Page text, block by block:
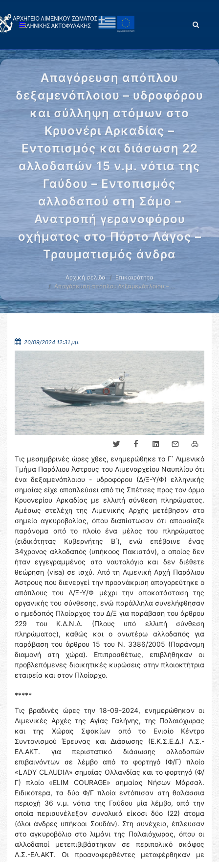
Απαγόρευση απόπλου
δεξαμενόπλοιου – υδροφόρου
και σύλληψη ατόμων στο
Κρυονέρι Αρκαδίας –
Εντοπισμός και διάσωση 22
αλλοδαπών 15 ν.μ. νότια της
Γαύδου – Εντοπισμός
αλλοδαπού στη Σάμο –
Ανατροπή γερανοφόρου
οχήματος στο Πόρτο Λάγος –
Τραυματισμός άνδρα
Αρχική σελίδα
Επικαιρότητα
Απαγόρευση απόπλου δεξαμενόπλοιου – …
20/09/2024 12:31 μμ.
Τις μεσημβρινές ώρες χθες, ενημερώθηκε το Γ΄ Λιμενικό
Τμήμα Παράλιου Άστρους του Λιμεναρχείου Ναυπλίου ότι
ένα δεξαμενόπλοιου - υδροφόρου (Δ/Ξ-Υ/Φ) ελληνικής
σημαίας είχε αποπλεύσει από τις Σπέτσες προς τον όρμο
Κρυονερίου Αρκαδίας με ελλιπή σύνθεση πληρώματος.
Αμέσως στελέχη της Λιμενικής Αρχής μετέβησαν στο
σημείο αγκυροβολίας, όπου διαπίστωσαν ότι απουσίαζε
παράνομα από το πλοίο ένα μέλος του πληρώματος
(ειδικότητας Κυβερνήτης Β΄), ενώ επέβαινε ένας
34χρονος αλλοδαπός (υπήκοος Πακιστάν), ο οποίος δεν
ήταν εγγεγραμμένος στο ναυτολόγιο και δεν διέθετε
θεώρηση (visa) σε ισχύ. Από τη Λιμενική Αρχή Παράλιου
Άστρους που διενεργεί την προανάκριση απαγορεύτηκε ο
απόπλους του Δ/Ξ-Υ/Φ μέχρι την αποκατάσταση της
οργανικής του σύνθεσης, ενώ παράλληλα συνελήφθησαν
ο ημεδαπός Πλοίαρχος του Δ/Ξ για παράβαση του άρθρου
229 του Κ.Δ.Ν.Δ. (Πλους υπό ελλιπή σύνθεση
πληρώματος), καθώς και ο ανωτέρω αλλοδαπός για
παράβαση του άρθρου 15 του Ν. 3386/2005 (Παράνομη
διαμονή στη χώρα). Επιπροσθέτως, επιβλήθηκαν οι
προβλεπόμενες διοικητικές κυρώσεις στην πλοιοκτήτρια
εταιρεία και στον Πλοίαρχο.
*****
Τις βραδινές ώρες την 18-09-2024, ενημερώθηκαν οι
Λιμενικές Αρχές της Αγίας Γαλήνης, της Παλαιόχωρας
και της Χώρας Σφακίων από το Ενιαίο Κέντρο
Συντονισμού Έρευνας και Διάσωσης (Ε.Κ.Σ.Ε.Δ.) Λ.Σ.-
ΕΛ.ΑΚΤ. για περιστατικό διάσωσης αλλοδαπών
επιβαινόντων σε λέμβο από το φορτηγό (Φ/Γ) πλοίο
«LADY CLAUDIA» σημαίας Ολλανδίας και το φορτηγό (Φ/
Γ) πλοίο «ELIM COURAGE» σημαίας Νήσων Μάρσαλ.
Ειδικότερα, τα δύο Φ/Γ πλοία εντόπισαν στη θαλάσσια
περιοχή 36 ν.μ. νότια της Γαύδου μία λέμβο, από την
οποία περισυνέλεξαν συνολικά είκοσι δύο (22) άτομα
(όλοι άνδρες υπήκοοι Σουδάν). Στη συνέχεια, έπλευσαν
στο αγκυροβόλιο στο λιμάνι της Παλαιόχωρας, όπου οι
αλλοδαποί μετεπιβιβάστηκαν σε περιπολικό σκάφος
Λ.Σ.-ΕΛ.ΑΚΤ. Οι προαναφερθέντες μεταφέρθηκαν με